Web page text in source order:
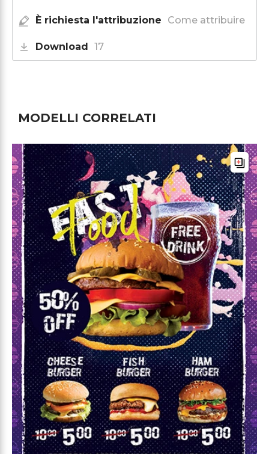
È richiesta l'attribuzione Come attribuire
Download 17
MODELLI CORRELATI